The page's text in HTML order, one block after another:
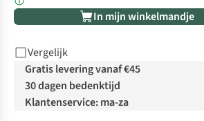
In mijn winkelmandje
Vergelijk
Gratis levering vanaf €45
30 dagen bedenktijd
Klantenservice: ma-za